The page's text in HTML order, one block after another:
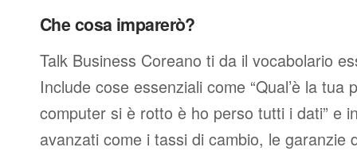
Che cosa imparerò?
Talk Business Coreano ti da il vocabolario
Include cose essenziali come “Qual’è la tua
computer si è rotto è ho perso tutti i dati” e
avanzati come i tassi di cambio, le garanzie